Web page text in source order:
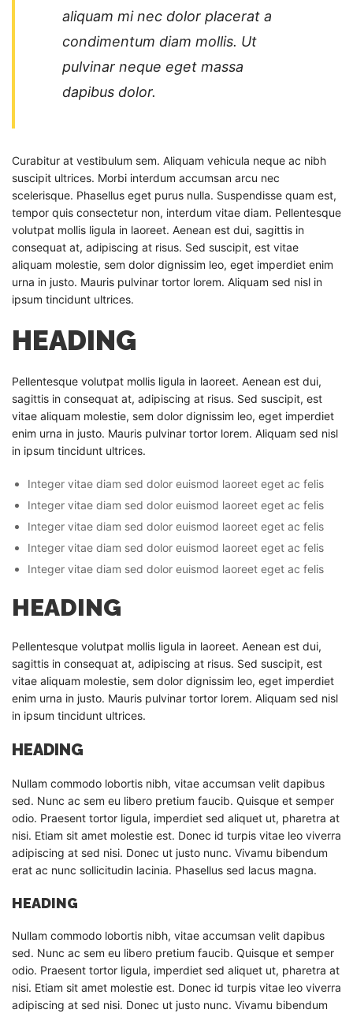
aliquam mi nec dolor placerat a
condimentum diam mollis. Ut
pulvinar neque eget massa
dapibus dolor.
Curabitur at vestibulum sem. Aliquam vehicula neque ac nibh
suscipit ultrices. Morbi interdum accumsan arcu nec
scelerisque. Phasellus eget purus nulla. Suspendisse quam est,
tempor quis consectetur non, interdum vitae diam. Pellentesque
volutpat mollis ligula in laoreet. Aenean est dui, sagittis in
consequat at, adipiscing at risus. Sed suscipit, est vitae
aliquam molestie, sem dolor dignissim leo, eget imperdiet enim
urna in justo. Mauris pulvinar tortor lorem. Aliquam sed nisl in
ipsum tincidunt ultrices.
HEADING
Pellentesque volutpat mollis ligula in laoreet. Aenean est dui,
sagittis in consequat at, adipiscing at risus. Sed suscipit, est
vitae aliquam molestie, sem dolor dignissim leo, eget imperdiet
enim urna in justo. Mauris pulvinar tortor lorem. Aliquam sed nisl
in ipsum tincidunt ultrices.
Integer vitae diam sed dolor euismod laoreet eget ac felis
Integer vitae diam sed dolor euismod laoreet eget ac felis
Integer vitae diam sed dolor euismod laoreet eget ac felis
Integer vitae diam sed dolor euismod laoreet eget ac felis
Integer vitae diam sed dolor euismod laoreet eget ac felis
HEADING
Pellentesque volutpat mollis ligula in laoreet. Aenean est dui,
sagittis in consequat at, adipiscing at risus. Sed suscipit, est
vitae aliquam molestie, sem dolor dignissim leo, eget imperdiet
enim urna in justo. Mauris pulvinar tortor lorem. Aliquam sed nisl
in ipsum tincidunt ultrices.
HEADING
Nullam commodo lobortis nibh, vitae accumsan velit dapibus
sed. Nunc ac sem eu libero pretium faucib. Quisque et semper
odio. Praesent tortor ligula, imperdiet sed aliquet ut, pharetra at
nisi. Etiam sit amet molestie est. Donec id turpis vitae leo viverra
adipiscing at sed nisi. Donec ut justo nunc. Vivamu bibendum
erat ac nunc sollicitudin lacinia. Phasellus sed lacus magna.
HEADING
Nullam commodo lobortis nibh, vitae accumsan velit dapibus
sed. Nunc ac sem eu libero pretium faucib. Quisque et semper
odio. Praesent tortor ligula, imperdiet sed aliquet ut, pharetra at
nisi. Etiam sit amet molestie est. Donec id turpis vitae leo viverra
adipiscing at sed nisi. Donec ut justo nunc. Vivamu bibendum